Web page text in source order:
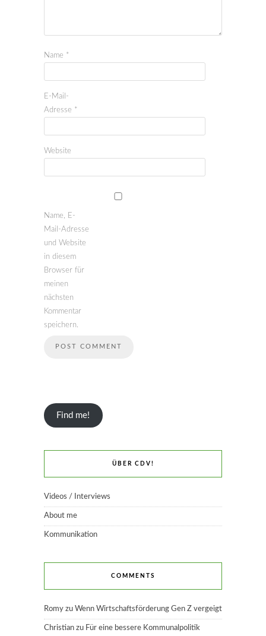
Name *
E-Mail-
Adresse *
Website
Name, E-
Mail-Adresse
und Website
in diesem
Browser für
meinen
nächsten
Kommentar
speichern.
Find me!
ÜBER CDV!
Videos / Interviews
About me
Kommunikation
COMMENTS
Romy zu Wenn Wirtschaftsförderung Gen Z vergeigt
Christian zu Für eine bessere Kommunalpolitik